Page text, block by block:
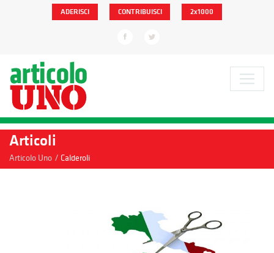
ADERISCI CONTRIBUISCI 2x1000
Articoli
Articolo Uno / Calderoli